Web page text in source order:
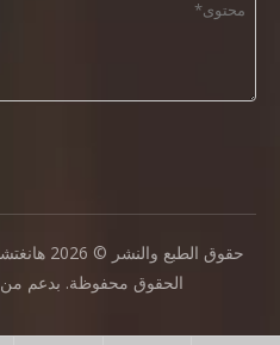
حقوق الطبع والنشر © 2026
الحقوق محفوظة. بدعم من